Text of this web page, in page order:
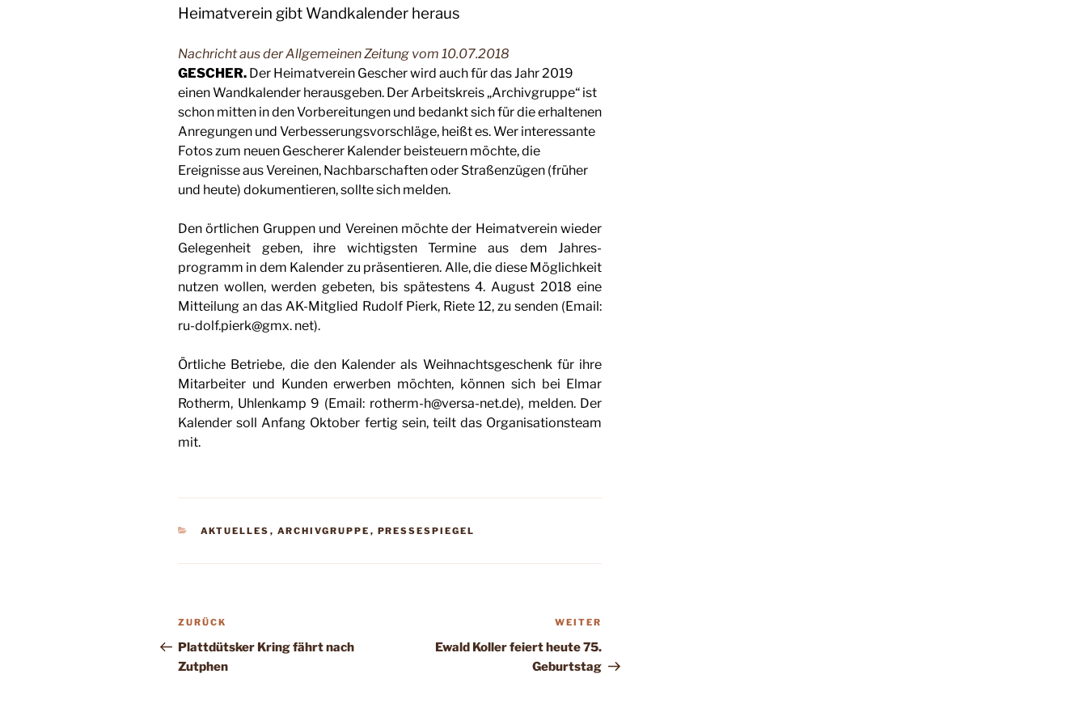
Heimatverein gibt Wandkalender heraus
Nachricht aus der Allgemeinen Zeitung vom 10.07.2018
GESCHER. Der Heimatverein Gescher wird auch für das Jahr 2019
einen Wandkalen­der herausgeben. Der Ar­beitskreis „Archivgruppe“ ist
schon mitten in den Vorbe­reitungen und bedankt sich für die erhaltenen
Anregun­gen und Verbesserungsvor­schläge, heißt es. Wer inte­ressante
Fotos zum neuen Gescherer Kalender beisteu­ern möchte, die
Ereignisse aus Vereinen, Nachbarschaf­ten oder Straßenzügen (frü­her
und heute) dokumentie­ren, sollte sich melden.
Den örtlichen Gruppen und Vereinen möchte der Heimatverein wieder
Gele­genheit geben, ihre wichtigsten Termine aus dem Jahres­
programm in dem Kalender zu präsentieren. Alle, die diese Möglichkeit
nutzen wollen, werden gebeten, bis spätestens 4. August 2018 eine
Mitteilung an das AK-Mitglied Rudolf Pierk, Riete 12, zu senden (Email:
ru-dolf.pierk@gmx. net).
Örtliche Betriebe, die den Kalender als Weihnachtsge­schenk für ihre
Mitarbeiter und Kunden erwerben möchten, können sich bei Elmar
Rotherm, Uhlenkamp 9 (Email: rotherm-h@versa-net.de), melden. Der
Kalen­der soll Anfang Oktober fer­tig sein, teilt das Organisationsteam
mit.
KATEGORIEN
AKTUELLES , ARCHIVGRUPPE , PRESSESPIEGEL
Beitragsnavigation
Vorheriger
Beitrag
ZURÜCK
Plattdütsker Kring fährt nach
Zutphen
WEITER
Ewald Koller feiert heute 75.
Geburtstag